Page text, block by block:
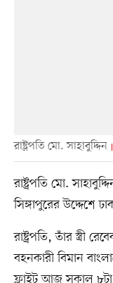
রাষ্ট্রপতি মো. সাহাবুদ্দিন
রাষ্ট্রপতি মো.
সিঙ্গাপুরের উদ্দেশে
রাষ্ট্রপতি, তাঁর স্ত্রী
বহনকারী বিমান